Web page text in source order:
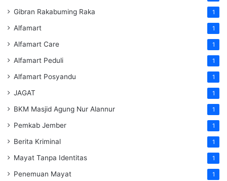
Gibran Rakabuming Raka 1
Alfamart 1
Alfamart Care 1
Alfamart Peduli 1
Alfamart Posyandu 1
JAGAT 1
BKM Masjid Agung Nur Alannur 1
Pemkab Jember 1
Berita Kriminal 1
Mayat Tanpa Identitas 1
Penemuan Mayat 1